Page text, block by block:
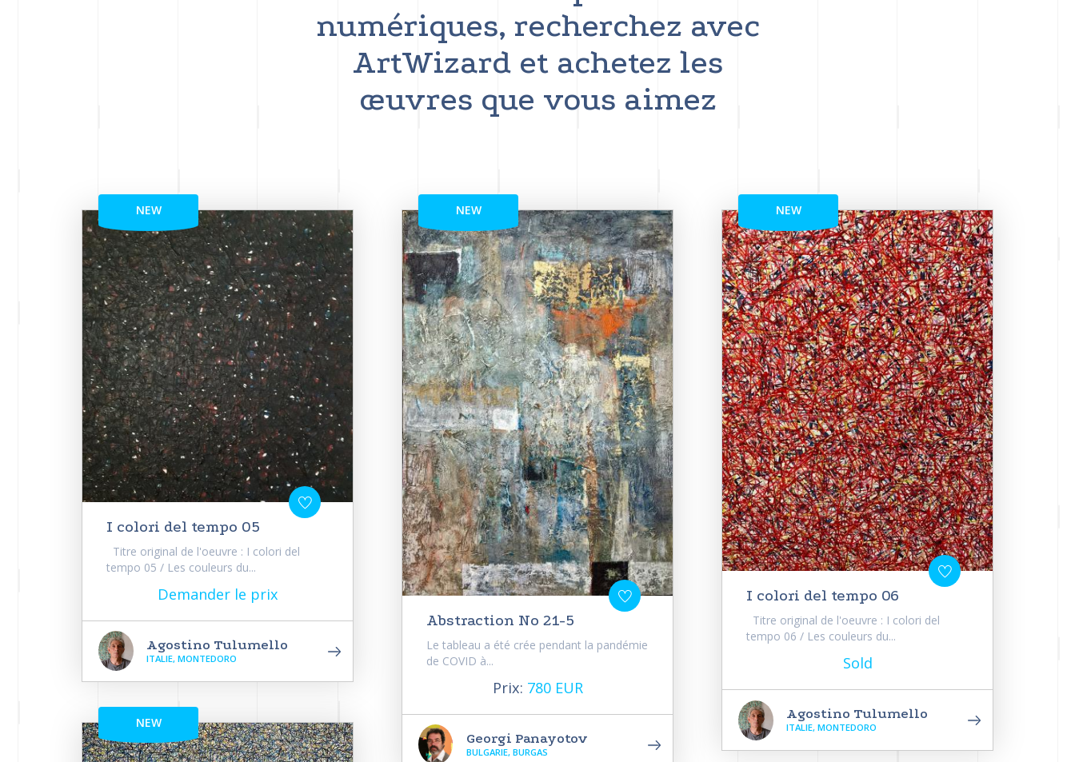
numériques, recherchez avec
ArtWizard et achetez les
œuvres que vous aimez
NEW
I colori del tempo 05
Titre original de l'oeuvre : I colori del
tempo 05 / Les couleurs du...
Demander le prix
Agostino Tulumello
ITALIE, MONTEDORO
NEW
NEW
Abstraction No 21-5
Le tableau a été crée pendant la pandémie
de COVID à...
Prix: 780 EUR
Georgi Panayotov
BULGARIE, BURGAS
NEW
I colori del tempo 06
Titre original de l'oeuvre : I colori del
tempo 06 / Les couleurs du...
Sold
Agostino Tulumello
ITALIE, MONTEDORO